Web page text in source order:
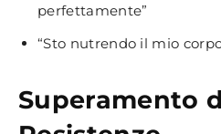
perfettamente”
“Sto nutrendo il mio
Superamento